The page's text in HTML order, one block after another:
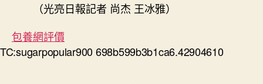
（光亮日報記者 尚杰 王冰雅）
包養網評價
TC:sugarpopular900 698b599b3b1ca6.42904610